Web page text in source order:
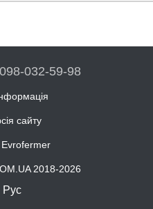
098-032-59-98
сайту
2018-2026
Рус